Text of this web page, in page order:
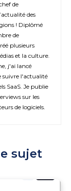
de
des
! Diplômé
de
plusieurs
et la culture.
j'ai lancé
suivre l'actualité
SaaS. Je publie
sur les
de logiciels.
sujet